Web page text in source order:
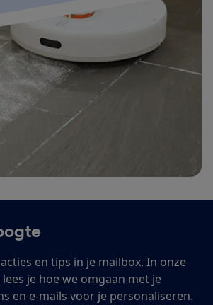
en tips in je mailbox. In onze
lees je hoe we omgaan met je
en e-mails voor je personaliseren.